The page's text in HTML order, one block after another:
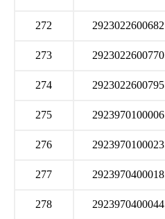
272 2923022600682
273 2923022600770
274 2923022600795
275 2923970100006
276 2923970100023
277 2923970400018
278 2923970400044